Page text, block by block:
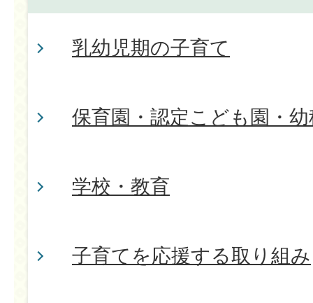
乳幼児期の子育て
保育園・認定こども園・
学校・教育
子育てを応援する取り組み